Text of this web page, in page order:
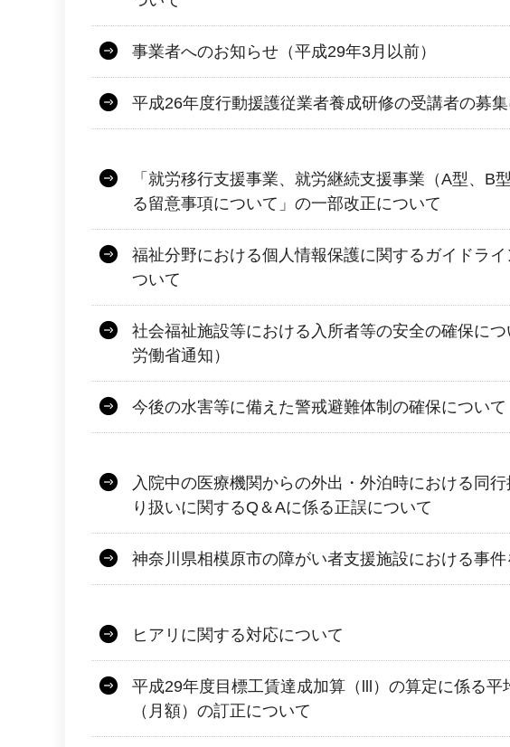
事業者へのお知らせ（平成29年3月以前）
平成26年度行動援護従業者養成研修の受講者の募
「就労移行支援事業、就労継続支援事業（A型、B
る留意事項について」の一部改正について
福祉分野における個人情報保護に関するガイドライ
ついて
社会福祉施設等における入所者等の安全の確保につ
労働省通知）
今後の水害等に備えた警戒避難体制の確保について
入院中の医療機関からの外出・外泊時における同
り扱いに関するQ＆Aに係る正誤について
神奈川県相模原市の障がい者支援施設における事件
ヒアリに関する対応について
平成29年度目標工賃達成加算（lll）の算定に係る平
（月額）の訂正について